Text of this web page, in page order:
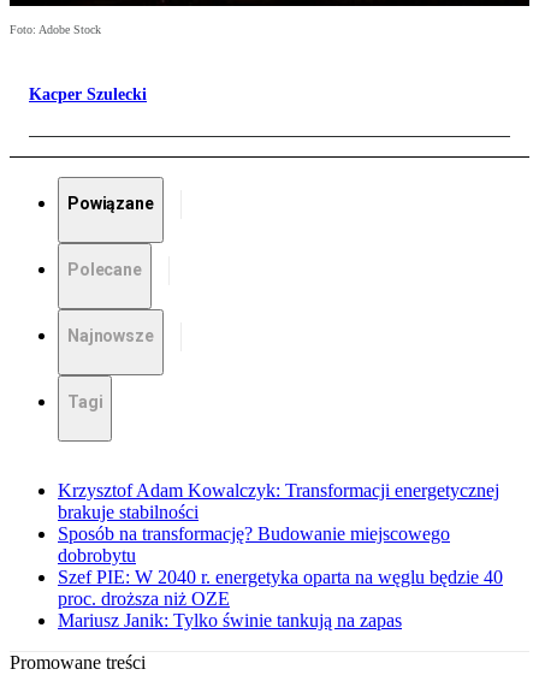
Foto: Adobe Stock
Kacper Szulecki
Powiązane
Polecane
Najnowsze
Tagi
Krzysztof Adam Kowalczyk: Transformacji energetycznej
brakuje stabilności
Sposób na transformację? Budowanie miejscowego
dobrobytu
Szef PIE: W 2040 r. energetyka oparta na węglu będzie 40
proc. droższa niż OZE
Mariusz Janik: Tylko świnie tankują na zapas
Promowane treści